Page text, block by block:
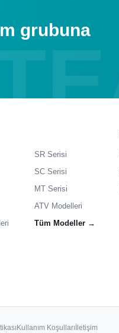
grubuna
SR Serisi
SC Serisi
MT Serisi
ATV Modelleri
Tüm Modeller →
Kullanım Koşullarıİletişim